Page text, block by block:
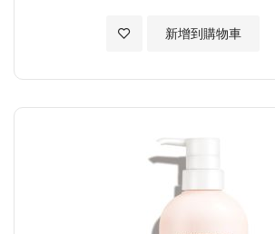
新增到購物車
加入至願望清單